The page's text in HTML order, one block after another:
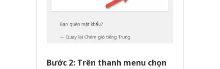
Bước 2: Trên thanh menu chọn